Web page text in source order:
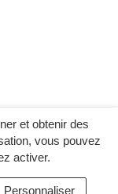
et obtenir des
vous pouvez
activer.
Personnaliser